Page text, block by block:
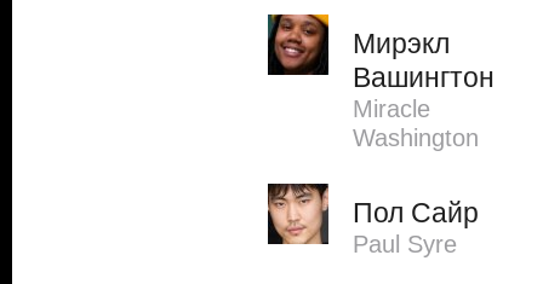
Мирэкл
Вашингтон
Miracle
Washington
Пол Сайр
Paul Syre